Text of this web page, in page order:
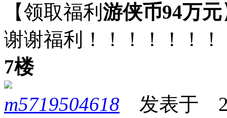
【领取福利 游侠币94万元
谢谢福利！！！！！！！
7楼
m5719504618 发表于